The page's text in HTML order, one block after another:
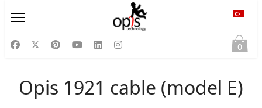
0
Opis 1921 cable (model E)